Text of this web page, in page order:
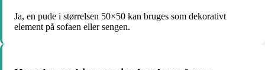
Ja, en pude i størrelsen 50×50 kan bruges som dekorativt
element på sofaen eller sengen.